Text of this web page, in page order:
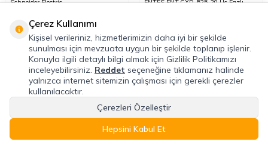
Schneider Electric
50/60Hz
9.453,11TL
3.970,31TL
ENTES ENT.CXD-525-20 Üç Fazlı
10.415,56TL
4.791,16TL
%54 %
Çerez Kullanımı
Kişisel verileriniz, hizmetlerimizin daha iyi bir şekilde
sunulması için mevzuata uygun bir şekilde toplanıp işlenir.
Konuyla ilgili detaylı bilgi almak için Gizlilik Politikamızı
inceleyebilirsiniz. Reddet seçeneğine tıklamanız halinde
yalnızca internet sitemizin çalışması için gerekli çerezler
kullanılacaktır.
Çerezleri Özelleştir
Hepsini Kabul Et
Anasayfa Favoriler Sepet Hesabım Kategoriler